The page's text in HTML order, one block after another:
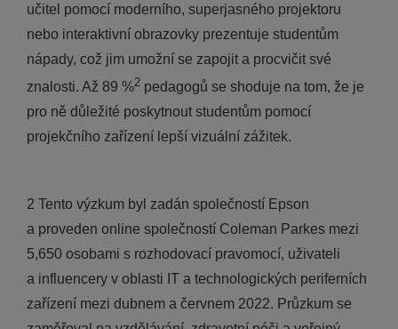
učitel pomocí moderního, superjasného projektoru
nebo interaktivní obrazovky prezentuje studentům
nápady, což jim umožní se zapojit a procvičit své
znalosti. Až 89 %2pedagogů se shoduje na tom, že je
pro ně důležité poskytnout studentům pomocí
projekčního zařízení lepší vizuální zážitek.
2 Tento výzkum byl zadán společností Epson
a proveden online společností Coleman Parkes mezi
5,650 osobami s rozhodovací pravomocí, uživateli
a influencery v oblasti IT a technologických periferních
zařízení mezi dubnem a červnem 2022. Průzkum se